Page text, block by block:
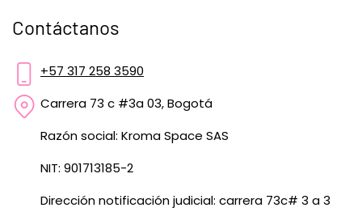
Contáctanos
+57 317 258 3590
Carrera 73 c #3a 03, Bogotá
Razón social: Kroma Space SAS
NIT: 901713185-2
Dirección notificación judicial: carrera 73c# 3 a 3